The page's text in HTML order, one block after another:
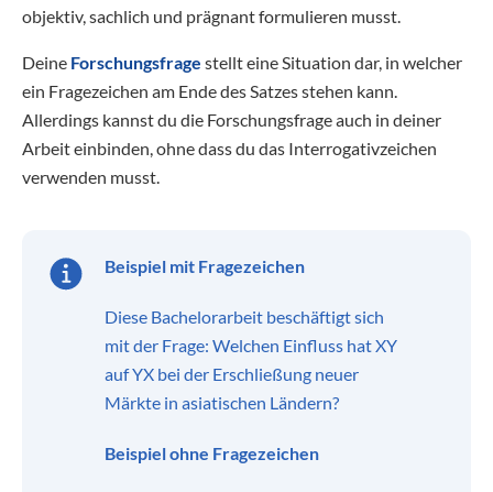
objektiv, sachlich und prägnant formulieren musst.
Deine Forschungsfrage stellt eine Situation dar, in welcher
ein Fragezeichen am Ende des Satzes stehen kann.
Allerdings kannst du die Forschungsfrage auch in deiner
Arbeit einbinden, ohne dass du das Interrogativzeichen
verwenden musst.
Beispiel mit Fragezeichen
Diese Bachelorarbeit beschäftigt sich
mit der Frage: Welchen Einfluss hat XY
auf YX bei der Erschließung neuer
Märkte in asiatischen Ländern?
Beispiel ohne Fragezeichen